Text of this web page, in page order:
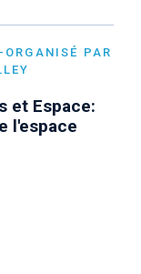
PAR
et Espace:
l'espace